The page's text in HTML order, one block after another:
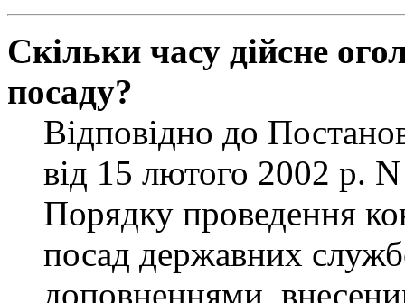
Скільки часу дійсне
посаду?
Відповідно до
від 15 лютого 2002 р.
Порядку проведення
посад державних
доповненнями,